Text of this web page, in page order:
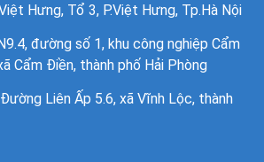
Hưng, Tổ 3, P.Việt Hưng, Tp.Hà Nội
đường số 1, khu công nghiệp Cẩm
Cẩm Điền, thành phố Hải Phòng
Liên Ấp 5.6, xã Vĩnh Lộc, thành